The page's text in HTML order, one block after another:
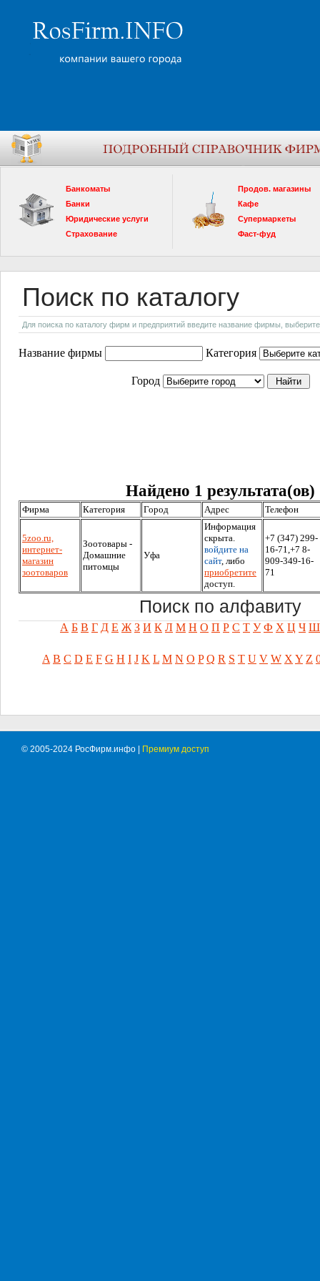
Банкоматы
Банки
Юридические услуги
Страхование
Продов. магазины
Кафе
Супермаркеты
Фаст-фуд
Поиск по каталогу
Для поиска по каталогу фирм и предприятий введите название фирмы, выберите
Название фирмы Категория
Город
Найдено 1 результата(ов)
Фирма Категория Город Адрес Телефон
5zoo.ru,
интернет-
магазин
зоотоваров
Зоотовары -
Домашние
питомцы
Уфа
Информация
скрыта.
войдите на
сайт, либо
приобретите
доступ.
+7 (347) 299-
16-71,+7 8-
909-349-16-
71
Поиск по алфавиту
А Б В Г Д Е Ж З И К Л М Н О П Р С Т У Ф Х Ц Ч Ш
A B C D E F G H I J K L M N O P Q R S T U V W X Y Z
© 2005-2024 РосФирм.инфо | Премиум доступ